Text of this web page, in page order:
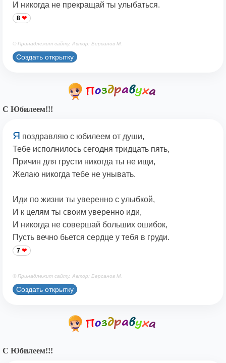
И никогда не прекращай ты улыбаться.
8
© Принадлежит сайту. Автор: Берсанов М.
Создать открытку
С Юбилеем!!!
Я поздравляю с юбилеем от души,
Тебе исполнилось сегодня тридцать пять,
Причин для грусти никогда ты не ищи,
Желаю никогда тебе не унывать.
Иди по жизни ты уверенно с улыбкой,
И к целям ты своим уверенно иди,
И никогда не совершай больших ошибок,
Пусть вечно бьется сердце у тебя в груди.
7
© Принадлежит сайту. Автор: Берсанов М.
Создать открытку
С Юбилеем!!!